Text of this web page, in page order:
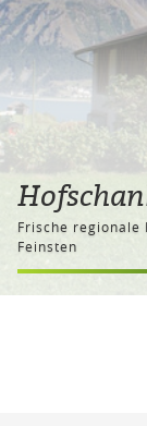
Frische regionale
Feinsten